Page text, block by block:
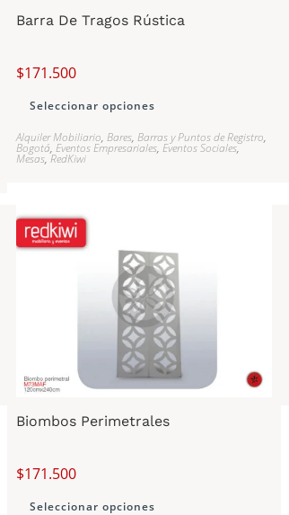
Barra De Tragos Rústica
$171.500
Seleccionar opciones
Alquiler Mobiliario, Bares, Barras y Puntos de Registro,
Bogotá, Eventos Empresariales, Eventos Sociales,
Mesas,RedKiwi
Biombos Perimetrales
$171.500
Seleccionar opciones